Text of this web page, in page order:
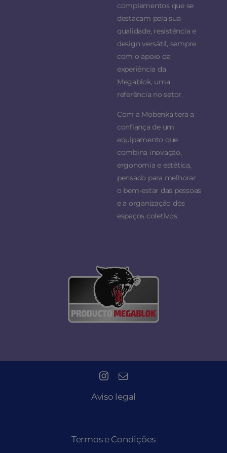
complementos que se
destacam pela sua
qualidade, resistência e
design versátil, sempre
com o apoio da
experiência da
Megablok, uma
referência no setor.
Com a Mobenka terá a
confiança de um
equipamento que
combina inovação,
ergonomia e estética,
pensado para melhorar
o bem-estar das pessoas
e a organização dos
espaços coletivos.
Aviso legal
Termos e Condições